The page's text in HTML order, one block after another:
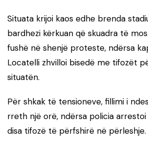
Situata krijoi kaos edhe brenda
bardhezi kërkuan që skuadra të
fushë në shenjë proteste, ndërsa
Locatelli zhvilloi bisedë me tifozët
situatën.
Për shkak të tensioneve, fillimi i
rreth një orë, ndërsa policia
disa tifozë të përfshirë në përleshje.